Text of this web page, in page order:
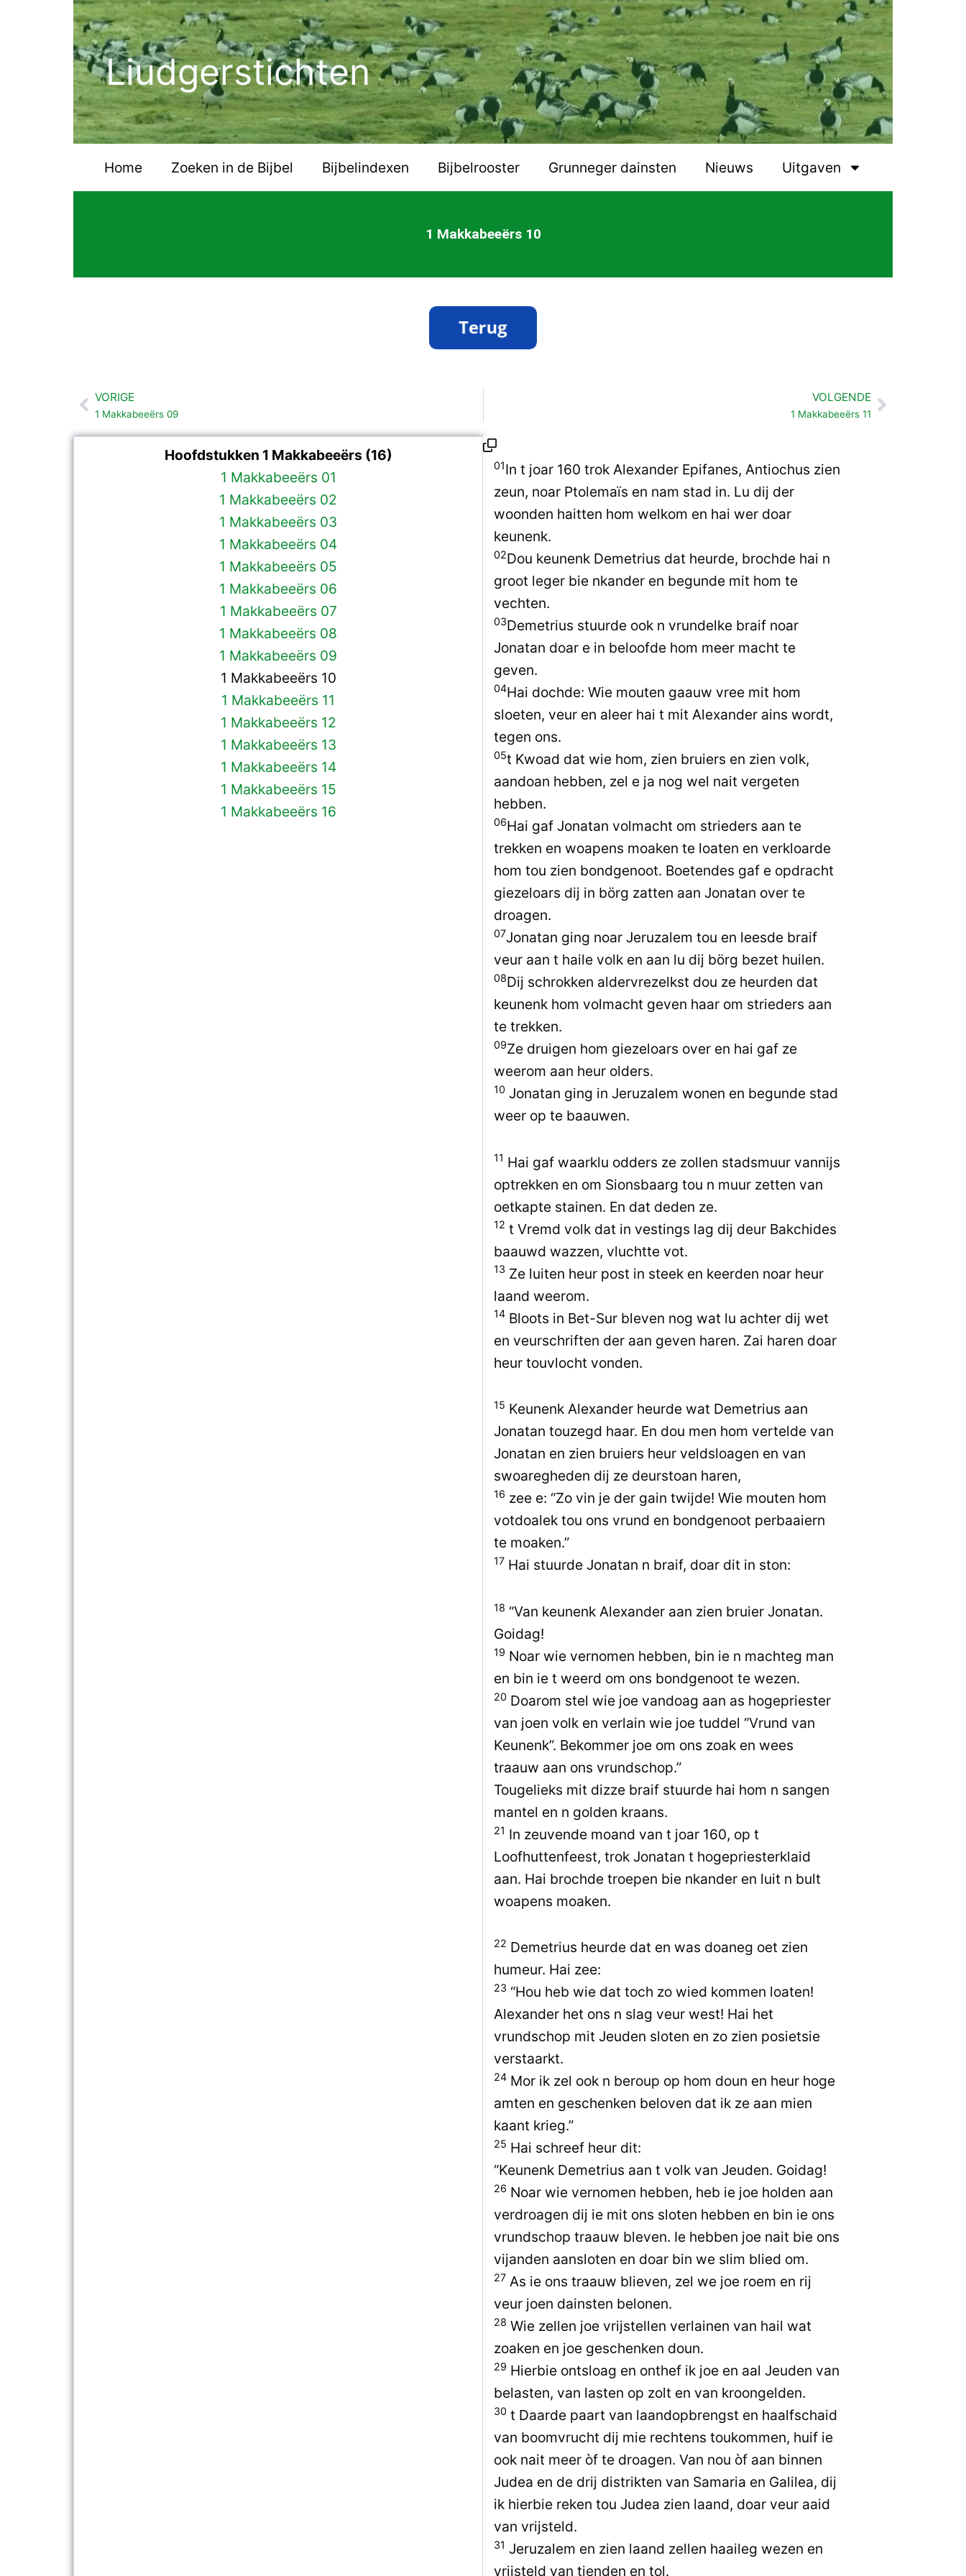
Liudgerstichten
Home Zoeken in de Bijbel Bijbelindexen Bijbelrooster Grunneger dainsten Nieuws Uitgaven
1 Makkabeeërs 10
Vorige
VORIGE
1 Makkabeeërs 09
VOLGENDE
1 Makkabeeërs 11Volgende
Hoofdstukken 1 Makkabeeërs (16)
1 Makkabeeërs 01
1 Makkabeeërs 02
1 Makkabeeërs 03
1 Makkabeeërs 04
1 Makkabeeërs 05
1 Makkabeeërs 06
1 Makkabeeërs 07
1 Makkabeeërs 08
1 Makkabeeërs 09
1 Makkabeeërs 10
1 Makkabeeërs 11
1 Makkabeeërs 12
1 Makkabeeërs 13
1 Makkabeeërs 14
1 Makkabeeërs 15
1 Makkabeeërs 16
01In t joar 160 trok Alexander Epifanes, Antiochus zien
zeun, noar Ptolemaïs en nam stad in. Lu dij der
woonden haitten hom welkom en hai wer doar
keunenk.
02Dou keunenk Demetrius dat heurde, brochde hai n
groot leger bie nkander en begunde mit hom te
vechten.
03Demetrius stuurde ook n vrundelke braif noar
Jonatan doar e in beloofde hom meer macht te
geven.
04Hai dochde: Wie mouten gaauw vree mit hom
sloeten, veur en aleer hai t mit Alexander ains wordt,
tegen ons.
05t Kwoad dat wie hom, zien bruiers en zien volk,
aandoan hebben, zel e ja nog wel nait vergeten
hebben.
06Hai gaf Jonatan volmacht om strieders aan te
trekken en woapens moaken te loaten en verkloarde
hom tou zien bondgenoot. Boetendes gaf e opdracht
giezeloars dij in börg zatten aan Jonatan over te
droagen.
07Jonatan ging noar Jeruzalem tou en leesde braif
veur aan t haile volk en aan lu dij börg bezet huilen.
08Dij schrokken aldervrezelkst dou ze heurden dat
keunenk hom volmacht geven haar om strieders aan
te trekken.
09Ze druigen hom giezeloars over en hai gaf ze
weerom aan heur olders.
10 Jonatan ging in Jeruzalem wonen en begunde stad
weer op te baauwen.
11 Hai gaf waarklu odders ze zollen stadsmuur vannijs
optrekken en om Sionsbaarg tou n muur zetten van
oetkapte stainen. En dat deden ze.
12 t Vremd volk dat in vestings lag dij deur Bakchides
baauwd wazzen, vluchtte vot.
13 Ze luiten heur post in steek en keerden noar heur
laand weerom.
14 Bloots in Bet-Sur bleven nog wat lu achter dij wet
en veurschriften der aan geven haren. Zai haren doar
heur touvlocht vonden.
15 Keunenk Alexander heurde wat Demetrius aan
Jonatan touzegd haar. En dou men hom vertelde van
Jonatan en zien bruiers heur veldsloagen en van
swoaregheden dij ze deurstoan haren,
16 zee e: “Zo vin je der gain twijde! Wie mouten hom
votdoalek tou ons vrund en bondgenoot perbaaiern
te moaken.”
17 Hai stuurde Jonatan n braif, doar dit in ston:
18 “Van keunenk Alexander aan zien bruier Jonatan.
Goidag!
19 Noar wie vernomen hebben, bin ie n machteg man
en bin ie t weerd om ons bondgenoot te wezen.
20 Doarom stel wie joe vandoag aan as hogepriester
van joen volk en verlain wie joe tuddel “Vrund van
Keunenk”. Bekommer joe om ons zoak en wees
traauw aan ons vrundschop.”
Tougelieks mit dizze braif stuurde hai hom n sangen
mantel en n golden kraans.
21 In zeuvende moand van t joar 160, op t
Loofhuttenfeest, trok Jonatan t hogepriesterklaid
aan. Hai brochde troepen bie nkander en luit n bult
woapens moaken.
22 Demetrius heurde dat en was doaneg oet zien
humeur. Hai zee:
23 “Hou heb wie dat toch zo wied kommen loaten!
Alexander het ons n slag veur west! Hai het
vrundschop mit Jeuden sloten en zo zien posietsie
verstaarkt.
24 Mor ik zel ook n beroup op hom doun en heur hoge
amten en geschenken beloven dat ik ze aan mien
kaant krieg.”
25 Hai schreef heur dit:
“Keunenk Demetrius aan t volk van Jeuden. Goidag!
26 Noar wie vernomen hebben, heb ie joe holden aan
verdroagen dij ie mit ons sloten hebben en bin ie ons
vrundschop traauw bleven. Ie hebben joe nait bie ons
vijanden aansloten en doar bin we slim blied om.
27 As ie ons traauw blieven, zel we joe roem en rij
veur joen dainsten belonen.
28 Wie zellen joe vrijstellen verlainen van hail wat
zoaken en joe geschenken doun.
29 Hierbie ontsloag en onthef ik joe en aal Jeuden van
belasten, van lasten op zolt en van kroongelden.
30 t Daarde paart van laandopbrengst en haalfschaid
van boomvrucht dij mie rechtens toukommen, huif ie
ook nait meer òf te droagen. Van nou òf aan binnen
Judea en de drij distrikten van Samaria en Galilea, dij
ik hierbie reken tou Judea zien laand, doar veur aaid
van vrijsteld.
31 Jeruzalem en zien laand zellen haaileg wezen en
vrijsteld van tienden en tol.